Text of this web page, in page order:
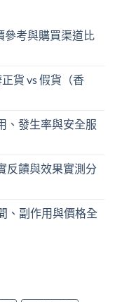
參考與購買渠道比
貨 vs 假貨（香
、發生率與安全服
反饋與效果實測分
、副作用與價格全